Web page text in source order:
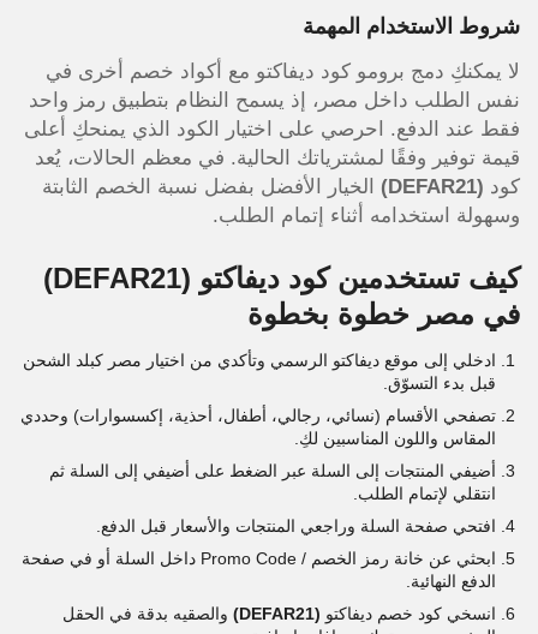
شروط الاستخدام المهمة
لا يمكنكِ دمج برومو كود ديفاكتو مع أكواد خصم أخرى في
نفس الطلب داخل مصر، إذ يسمح النظام بتطبيق رمز واحد
فقط عند الدفع. احرصي على اختيار الكود الذي يمنحكِ أعلى
قيمة توفير وفقًا لمشترياتك الحالية. في معظم الحالات، يُعد
كود (DEFAR21)
الخيار الأفضل بفضل نسبة الخصم الثابتة
وسهولة استخدامه أثناء إتمام الطلب.
كيف تستخدمين كود ديفاكتو (DEFAR21)
في مصر خطوة بخطوة
ادخلي إلى موقع ديفاكتو الرسمي وتأكدي من اختيار مصر كبلد الشحن
قبل بدء التسوّق.
تصفحي الأقسام (نسائي، رجالي، أطفال، أحذية، إكسسوارات) وحددي
المقاس واللون المناسبين لكِ.
أضيفي المنتجات إلى السلة عبر الضغط على أضيفي إلى السلة ثم
انتقلي لإتمام الطلب.
افتحي صفحة السلة وراجعي المنتجات والأسعار قبل الدفع.
ابحثي عن خانة رمز الخصم / Promo Code داخل السلة أو في صفحة
الدفع النهائية.
انسخي كود خصم ديفاكتو (DEFAR21)
والصقيه بدقة في الحقل